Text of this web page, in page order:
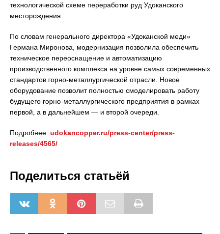
технологической схеме переработки руд Удоканского
месторождения.
По словам генерального директора «Удоканской меди»
Германа Миронова, модернизация позволила обеспечить
техническое переоснащение и автоматизацию
производственного комплекса на уровне самых современных
стандартов горно-металлургической отрасли. Новое
оборудование позволит полностью смоделировать работу
будущего горно-металлургического предприятия в рамках
первой, а в дальнейшем — и второй очереди.
Подробнее: udokancopper.ru/press-center/press-
releases/4565/
Поделиться статьёй